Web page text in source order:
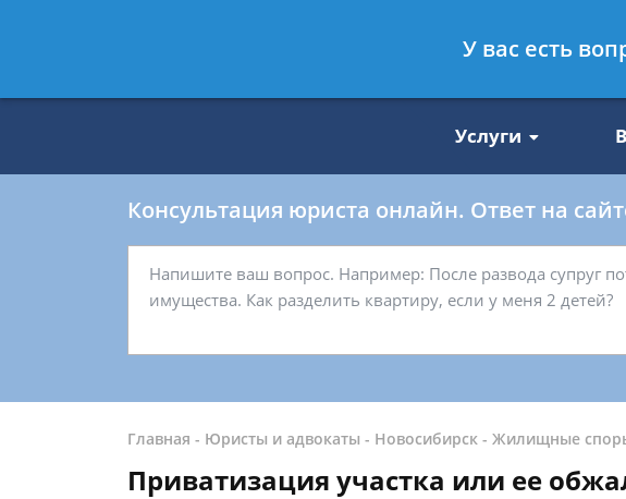
8 812 509-27-47
Услуги
Консультация юриста онлайн. Ответ на
Главная - Юристы и адвокаты - Новосибирск - Жилищные
Приватизация участка или ее
У вас есть